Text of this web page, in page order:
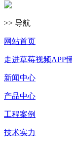
>> 导航
网站首页
走进草莓视频APP
新闻中心
产品中心
工程案例
技术实力